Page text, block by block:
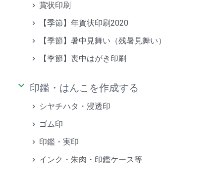
賞状印刷
【季節】年賀状印刷2020
【季節】暑中見舞い（残暑見舞い）
【季節】喪中はがき印刷
keyboard_arrow_down 印鑑・はんこを作成する
シヤチハタ・浸透印
ゴム印
印鑑・実印
インク・朱肉・印鑑ケース等